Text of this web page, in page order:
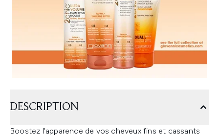
DESCRIPTION
Boostez l'apparence de vos cheveux fins et cassants